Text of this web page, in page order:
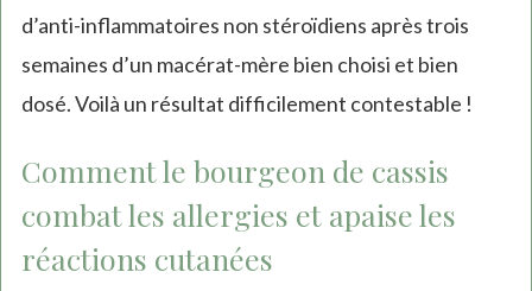
d’anti-inflammatoires non stéroïdiens après trois
semaines d’un macérat-mère bien choisi et bien
dosé. Voilà un résultat difficilement contestable !
Comment le bourgeon de cassis
combat les allergies et apaise les
réactions cutanées